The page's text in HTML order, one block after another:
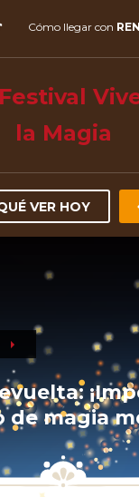
Cómo llegar con
VER HOY
de magia